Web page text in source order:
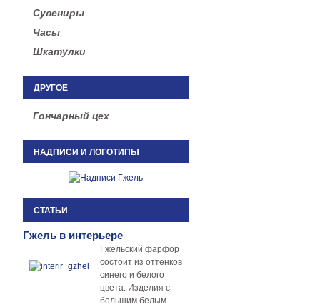
Сувениры
Часы
Шкатулки
ДРУГОЕ
Гончарный цех
НАДПИСИ И ЛОГОТИПЫ
СТАТЬИ
Гжель в интерьере
Гжельский фарфор
состоит из оттенков
синего и белого
цвета. Изделия с
большим белым